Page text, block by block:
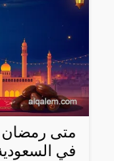
في